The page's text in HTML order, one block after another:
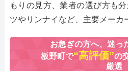
もりの見方、業者の選び方も
ツやリンナイなど、主要メーカ
お急ぎの方へ、迷っ
板野町で“高評価”の
厳選